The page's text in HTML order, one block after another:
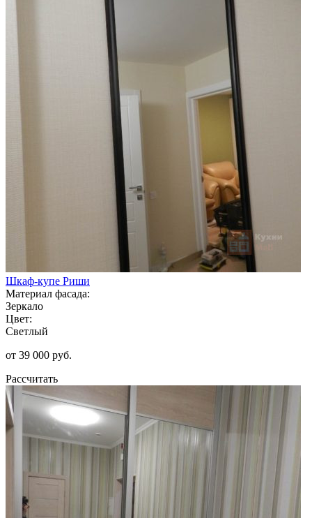
Шкаф-купе Риши
Материал фасада:
Зеркало
Цвет:
Светлый
от 39 000 руб.
Рассчитать